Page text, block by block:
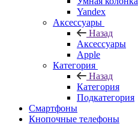
Yandex
Аксессуары
Назад
Аксессуары
Apple
Категория
Назад
Категория
Подкатегория
Смартфоны
Кнопочные телефоны